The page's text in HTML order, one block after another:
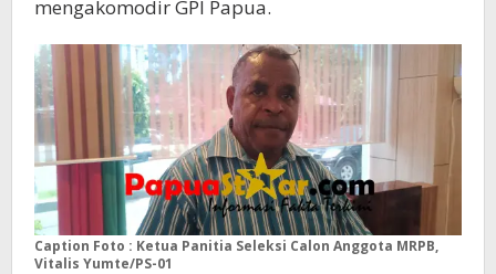
mengakomodir GPI Papua.
Caption Foto : Ketua Panitia Seleksi Calon Anggota MRPB,
Vitalis Yumte/PS-01